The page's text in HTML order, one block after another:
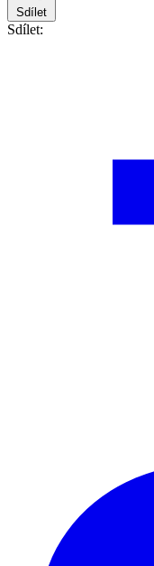
Sdílet
Sdílet: